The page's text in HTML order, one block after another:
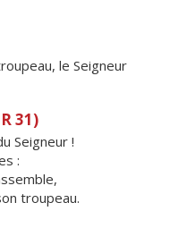
le Seigneur
31)
Seigneur !
:
troupeau.